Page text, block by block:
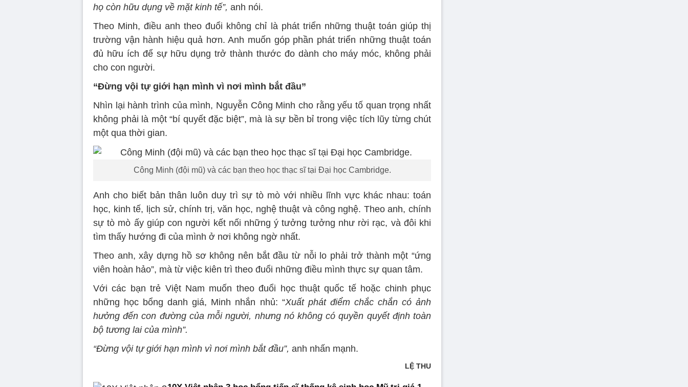
họ còn hữu dụng về mặt kinh tế”, anh nói.
Theo Minh, điều anh theo đuổi không chỉ là phát triển những thuật toán giúp thị
trường vận hành hiệu quả hơn. Anh muốn góp phần phát triển những thuật toán
đủ hữu ích để sự hữu dụng trở thành thước đo dành cho máy móc, không phải
cho con người.
“Đừng vội tự giới hạn mình vì nơi mình bắt đầu”
Nhìn lại hành trình của mình, Nguyễn Công Minh cho rằng yếu tố quan trọng nhất
không phải là một “bí quyết đặc biệt”, mà là sự bền bỉ trong việc tích lũy từng chút
một qua thời gian.
Công Minh (đội mũ) và các bạn theo học thạc sĩ tại Đại học Cambridge.
Anh cho biết bản thân luôn duy trì sự tò mò với nhiều lĩnh vực khác nhau: toán
học, kinh tế, lịch sử, chính trị, văn học, nghệ thuật và công nghệ. Theo anh, chính
sự tò mò ấy giúp con người kết nối những ý tưởng tưởng như rời rạc, và đôi khi
tìm thấy hướng đi của mình ở nơi không ngờ nhất.
Theo anh, xây dựng hồ sơ không nên bắt đầu từ nỗi lo phải trở thành một “ứng
viên hoàn hảo”, mà từ việc kiên trì theo đuổi những điều mình thực sự quan tâm.
Với các bạn trẻ Việt Nam muốn theo đuổi học thuật quốc tế hoặc chinh phục
những học bổng danh giá, Minh nhắn nhủ: “Xuất phát điểm chắc chắn có ảnh
hưởng đến con đường của mỗi người, nhưng nó không có quyền quyết định toàn
bộ tương lai của mình”.
“Đừng vội tự giới hạn mình vì nơi mình bắt đầu”, anh nhấn mạnh.
LỆ THU